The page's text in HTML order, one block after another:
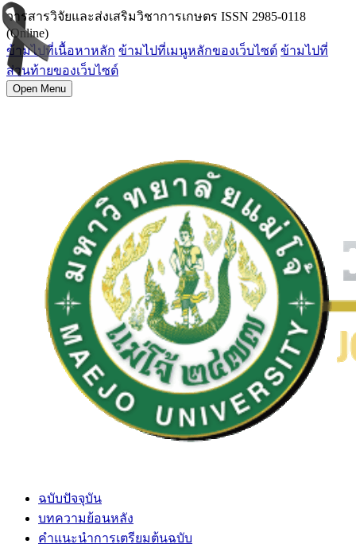
วารสารวิจัยและส่งเสริมวิชาการเกษตร ISSN 2985-0118
(Online)
ข้ามไปที่เนื้อหาหลัก ข้ามไปที่เมนูหลักของเว็บไซต์ ข้ามไปที่
ส่วนท้ายของเว็บไซต์
Open Menu
ฉบับปัจจุบัน
บทความย้อนหลัง
คำแนะนำการเตรียมต้นฉบับ